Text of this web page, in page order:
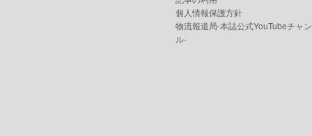
個人情報保護方針
物流報道局-本誌公式YouTubeチャ
ル-